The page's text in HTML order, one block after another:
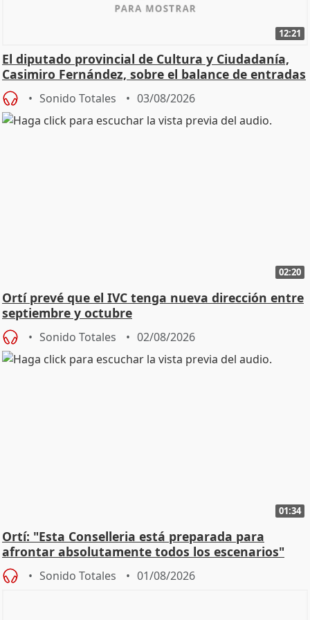
12:21
El diputado provincial de Cultura y Ciudadanía,
Casimiro Fernández, sobre el balance de entradas
Sonido Totales 03/08/2026
02:20
Ortí prevé que el IVC tenga nueva dirección entre
septiembre y octubre
Sonido Totales 02/08/2026
01:34
Ortí: "Esta Conselleria está preparada para
afrontar absolutamente todos los escenarios"
Sonido Totales 01/08/2026